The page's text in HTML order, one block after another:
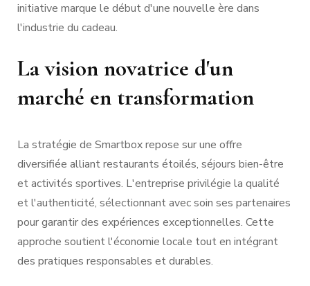
initiative marque le début d'une nouvelle ère dans
l'industrie du cadeau.
La vision novatrice d'un
marché en transformation
La stratégie de Smartbox repose sur une offre
diversifiée alliant restaurants étoilés, séjours bien-être
et activités sportives. L'entreprise privilégie la qualité
et l'authenticité, sélectionnant avec soin ses partenaires
pour garantir des expériences exceptionnelles. Cette
approche soutient l'économie locale tout en intégrant
des pratiques responsables et durables.